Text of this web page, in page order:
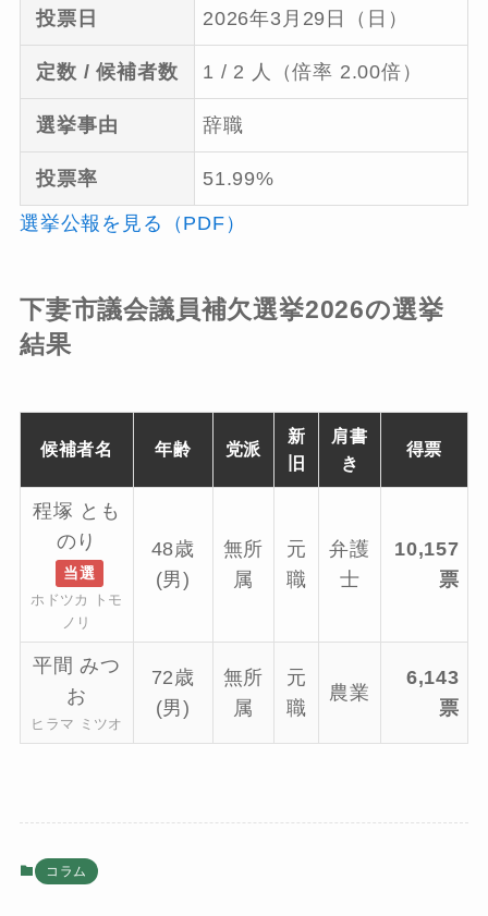
投票日 2026年3月29日（日）
定数 / 候補者数 1 / 2 人（倍率 2.00倍）
選挙事由 辞職
投票率 51.99%
選挙公報を見る（PDF）
下妻市議会議員補欠選挙2026の選挙
結果
候補者名 年齢 党派
新
旧
肩書
き
得票
程塚 とも
のり
当選
ホドツカ トモ
ノリ
48歳
(男)
無所
属
元
職
弁護
士
10,157
票
平間 みつ
お
ヒラマ ミツオ
72歳
(男)
無所
属
元
職
農業
6,143
票
コラム